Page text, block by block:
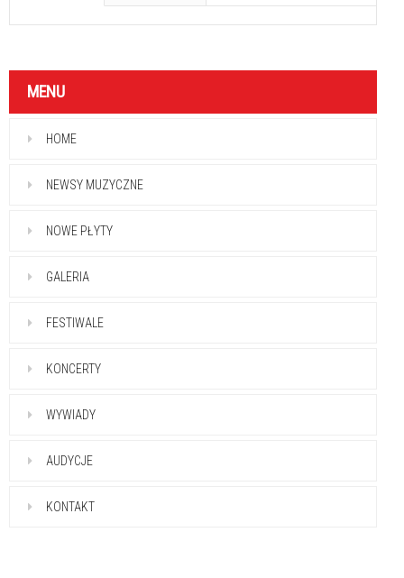
MENU
HOME
NEWSY MUZYCZNE
NOWE PŁYTY
GALERIA
FESTIWALE
KONCERTY
WYWIADY
AUDYCJE
KONTAKT